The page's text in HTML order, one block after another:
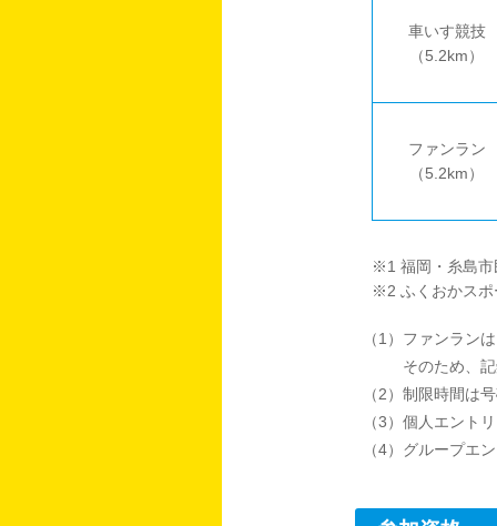
車いす競技
（5.2km）
ファンラン
（5.2km）
※1 福岡・糸島市
※2 ふくおかスポ
（1）ファンラン
そのため、
（2）制限時間は
（3）個人エント
（4）グループエ